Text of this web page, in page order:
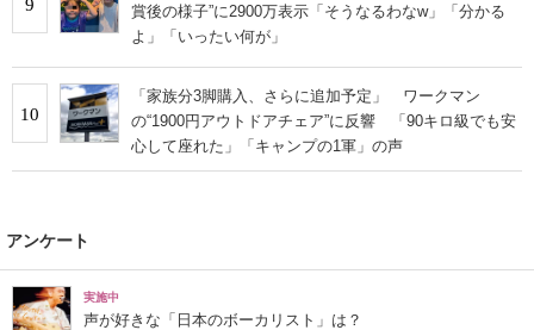
9
賞後の様子”に2900万表示「そうなるわなw」「分かる
よ」「いったい何が」
10
「家族分3脚購入、さらに追加予定」 ワークマン
の“1900円アウトドアチェア”に反響 「90キロ級でも安
心して座れた」「キャンプの1軍」の声
アンケート
実施中
声が好きな「日本のボーカリスト」は？